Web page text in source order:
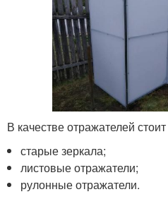
В качестве отражателей
старые зеркала;
листовые отражатели;
рулонные отражатели.